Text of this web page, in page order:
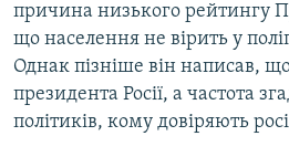
причина низького рейтингу
що населення не вірить у
Однак пізніше він написав,
президента Росії, а частота
політиків, кому довіряють